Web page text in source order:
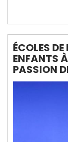
ÉCOLES
ENFANTS
PASSION